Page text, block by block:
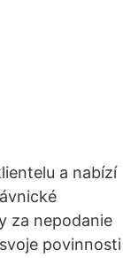
a nabízí
za nepodanie
povinnosti